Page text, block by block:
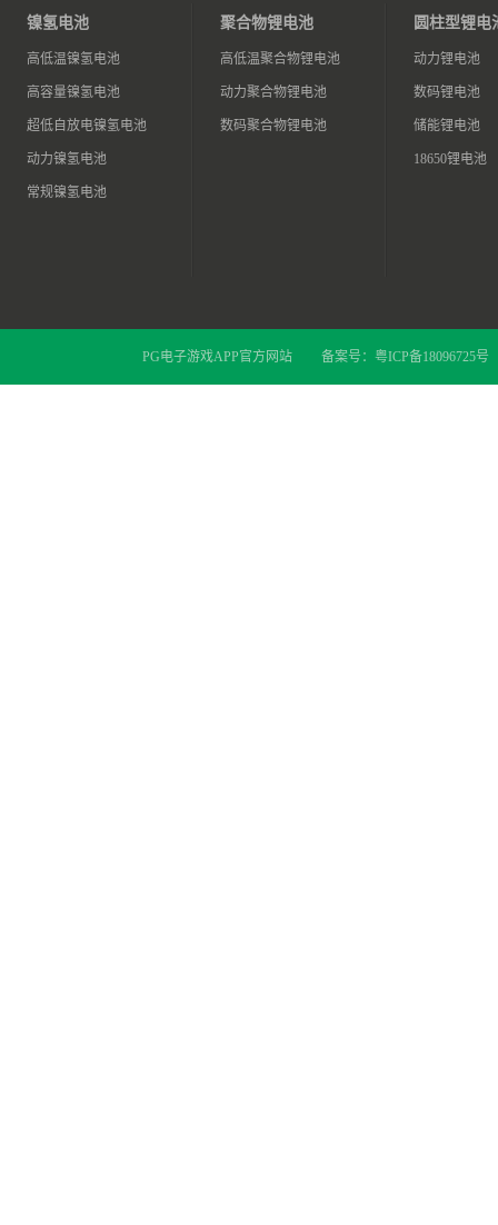
镍氢电池
高低温镍氢电池
高容量镍氢电池
超低自放电镍氢电池
动力镍氢电池
常规镍氢电池
聚合物锂电池
高低温聚合物锂电池
动力聚合物锂电池
数码聚合物锂电池
圆柱型锂电
动力锂电池
数码锂电池
储能锂电池
18650锂电池
PG电子游戏APP官方网站 备案号： 粤ICP备18096725号